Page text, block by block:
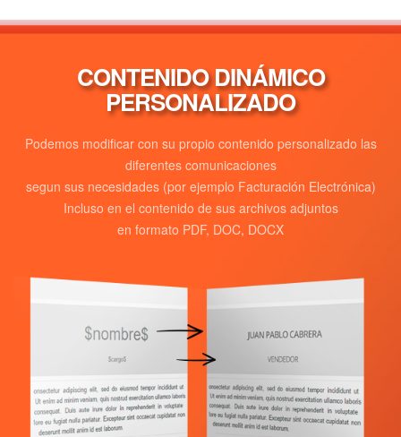
CONTENIDO DINÁMICO
PERSONALIZADO
Podemos modificar con su propio contenido personalizado las
diferentes comunicaciones
segun sus necesidades (por ejemplo Facturación Electrónica)
Incluso en el contenido de sus archivos adjuntos
en formato PDF, DOC, DOCX